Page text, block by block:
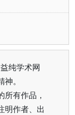
纯学术网
。
有作品，
明作者、出